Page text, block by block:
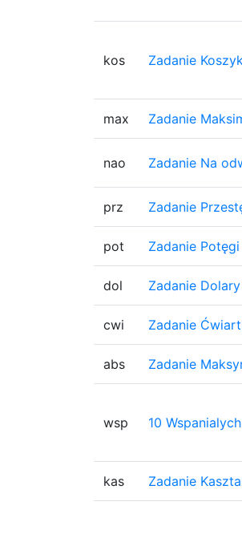
kos Zadanie
max Zadanie
nao Zadanie Na
prz Zadanie
pot Zadanie
dol Zadanie Dolary
cwi Zadanie
abs Zadanie
wsp 10 Wspanialych
kas Zadanie